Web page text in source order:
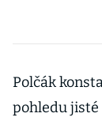
Polčák
pohledu